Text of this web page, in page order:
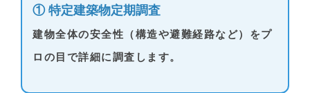
① 特定建築物定期調査
建物全体の安全性（構造や避難経路など）をプ
ロの目で詳細に調査します。